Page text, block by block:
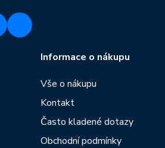
Informace o nákupu
Vše o nákupu
Kontakt
Často kladené dotazy
Obchodní podmínky